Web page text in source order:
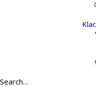
#6
passage
Delta Rhine